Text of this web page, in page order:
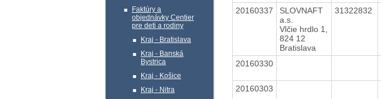
Faktúry a
objednávky Centier
pre deti a rodiny
Kraj - Bratislava
Kraj - Banská
Bystrica
Kraj - Košice
Kraj - Nitra
20160337
SLOVNAFT
a.s.
Vlčie hrdlo 1,
824 12
Bratislava
31322832
20160330
20160303